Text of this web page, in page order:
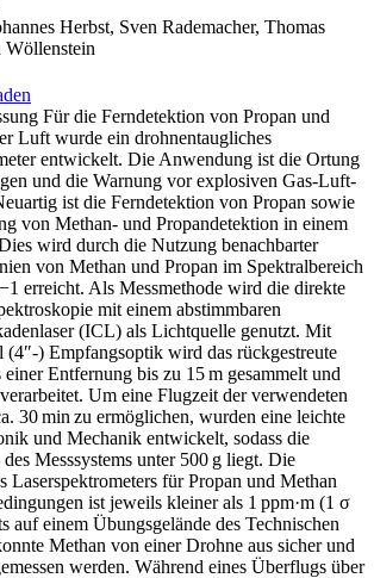
Herbst, Sven Rademacher, Thomas
Wöllenstein
Für die Ferndetektion von Propan und
Luft wurde ein drohnentaugliches
entwickelt. Die Anwendung ist die Ortung
und die Warnung vor explosiven Gas-Luft-
ist die Ferndetektion von Propan sowie
von Methan- und Propandetektion in einem
wird durch die Nutzung benachbarter
von Methan und Propan im Spektralbereich
erreicht. Als Messmethode wird die direkte
mit einem abstimmbaren
(ICL) als Lichtquelle genutzt. Mit
) Empfangsoptik wird das rückgestreute
einer Entfernung bis zu 15 m gesammelt und
Um eine Flugzeit der verwendeten
30 min zu ermöglichen, wurden eine leichte
und Mechanik entwickelt, sodass die
des Messsystems unter 500 g liegt. Die
Laserspektrometers für Propan und Methan
ist jeweils kleiner als 1 ppm·m (1 σ
auf einem Übungsgelände des Technischen
Methan von einer Drohne aus sicher und
werden. Während eines Überflugs über